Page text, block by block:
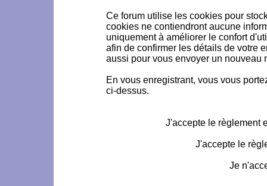
Ce forum utilise les cookies pour
cookies ne contiendront aucune
uniquement à améliorer le confort
afin de confirmer les détails de votre
aussi pour vous envoyer un nouveau
En vous enregistrant, vous vous
ci-dessus.
J'accepte le règlement
J'accepte le
Je